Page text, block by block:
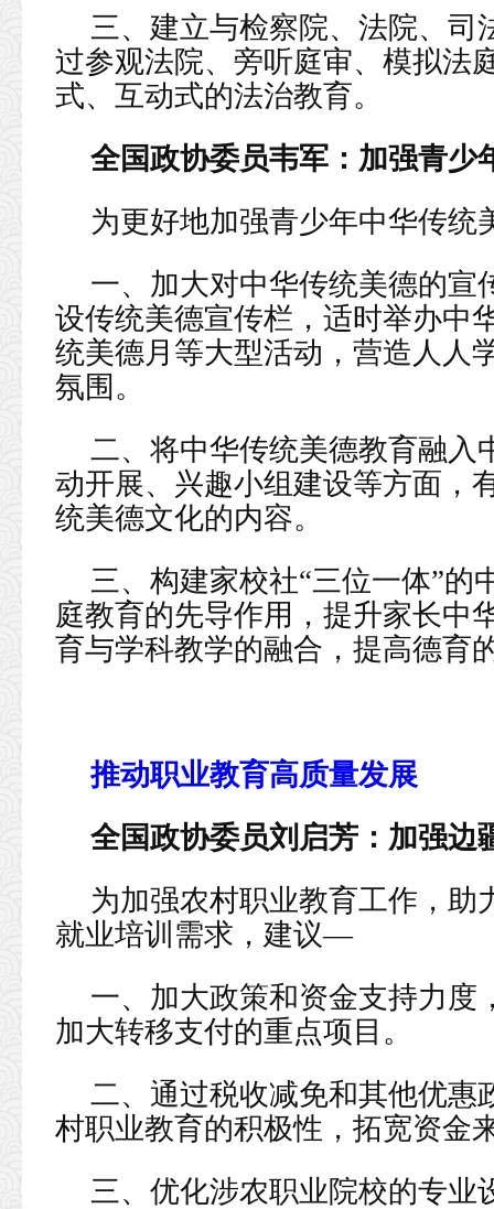
三、建立与检察院、法院、司
过参观法院、旁听庭审、模拟法
式、互动式的法治教育。
全国政协委员韦军：加强青少
为更好地加强青少年中华传
一、加大对中华传统美德的宣
设传统美德宣传栏，适时举办中
统美德月等大型活动，营造人人
氛围。
二、将中华传统美德教育融入
动开展、兴趣小组建设等方面，
统美德文化的内容。
三、构建家校社“三位一体”的
庭教育的先导作用，提升家长中
育与学科教学的融合，提高德育
推动职业教育高质量发展
全国政协委员刘启芳：加强边
为加强农村职业教育工作，助
就业培训需求，建议—
一、加大政策和资金支持力度
加大转移支付的重点项目。
二、通过税收减免和其他优惠
村职业教育的积极性，拓宽资金
三、优化涉农职业院校的专业